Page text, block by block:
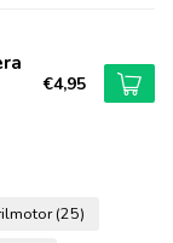
€4,95
(25)